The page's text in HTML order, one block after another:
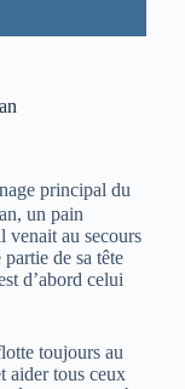
principal du
un pain
venait au secours
de sa tête
d’abord celui
toujours au
aider tous ceux